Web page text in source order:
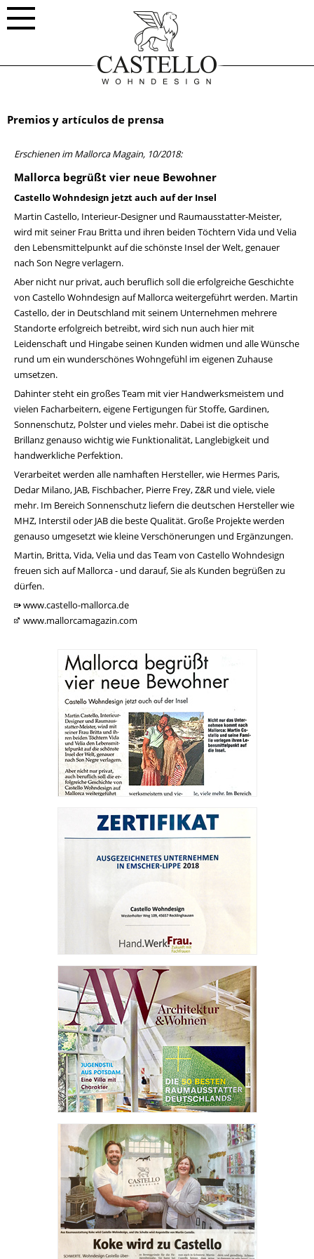
Die Haupt-Navigation
Premios y artículos de prensa
Erschienen im Mallorca Magain, 10/2018:
Mallorca begrüßt vier neue Bewohner
Castello Wohndesign jetzt auch auf der Insel
Martin Castello, Interieur-Designer und Raumausstatter-Meister,
wird mit seiner Frau Britta und ihren beiden Töchtern Vida und Velia
den Lebensmittelpunkt auf die schönste Insel der Welt, genauer
nach Son Negre verlagern.
Aber nicht nur privat, auch beruflich soll die erfolgreiche Geschichte
von Castello Wohndesign auf Mallorca weitergeführt werden. Martin
Castello, der in Deutschland mit seinem Unternehmen mehrere
Standorte erfolgreich betreibt, wird sich nun auch hier mit
Leidenschaft und Hingabe seinen Kunden widmen und alle Wünsche
rund um ein wunderschönes Wohngefühl im eigenen Zuhause
umsetzen.
Dahinter steht ein großes Team mit vier Handwerksmeistem und
vielen Facharbeitern, eigene Fertigungen für Stoffe, Gardinen,
Sonnenschutz, Polster und vieles mehr. Dabei ist die optische
Brillanz genauso wichtig wie Funktionalität, Langlebigkeit und
handwerkliche Perfektion.
Verarbeitet werden alle namhaften Hersteller, wie Hermes Paris,
Dedar Milano, JAB, Fischbacher, Pierre Frey, Z&R und viele, viele
mehr. Im Bereich Sonnenschutz liefern die deutschen Hersteller wie
MHZ, Interstil oder JAB die beste Qualität. Große Projekte werden
genauso umgesetzt wie kleine Verschönerungen und Ergänzungen.
Martin, Britta, Vida, Velia und das Team von Castello Wohndesign
freuen sich auf Mallorca - und darauf, Sie als Kunden begrüßen zu
dürfen.
www.castello-mallorca.de
www.mallorcamagazin.com